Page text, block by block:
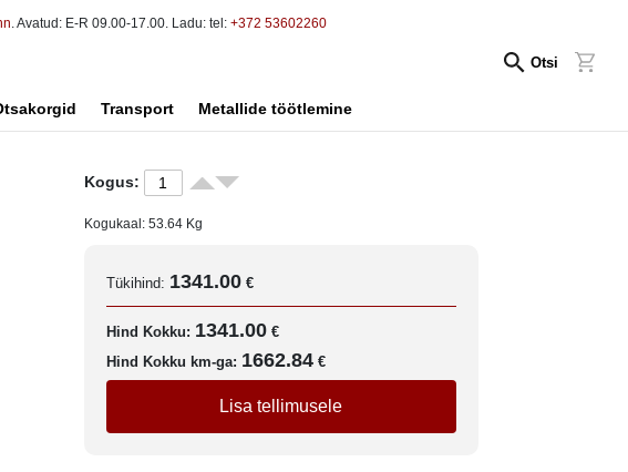
. Avatud: E-R 09.00-17.00. Ladu: tel: +372 53602260
Otsi
Transport Metallide töötlemine
Kogus:
Kogukaal: 53.64Kg
Tükihind: 1341.00 €
Hind Kokku: 1341.00 €
Hind Kokku km-ga: 1662.84 €
Lisa tellimusele